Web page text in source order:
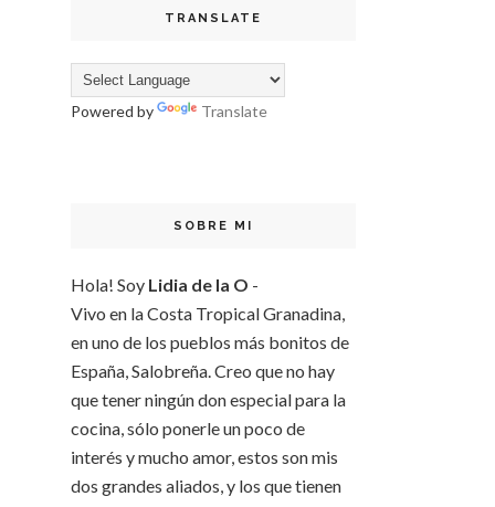
TRANSLATE
Powered by Translate
SOBRE MI
Hola! Soy Lidia de la O -
Vivo en la Costa Tropical Granadina,
en uno de los pueblos más bonitos de
España, Salobreña. Creo que no hay
que tener ningún don especial para la
cocina, sólo ponerle un poco de
interés y mucho amor, estos son mis
dos grandes aliados, y los que tienen